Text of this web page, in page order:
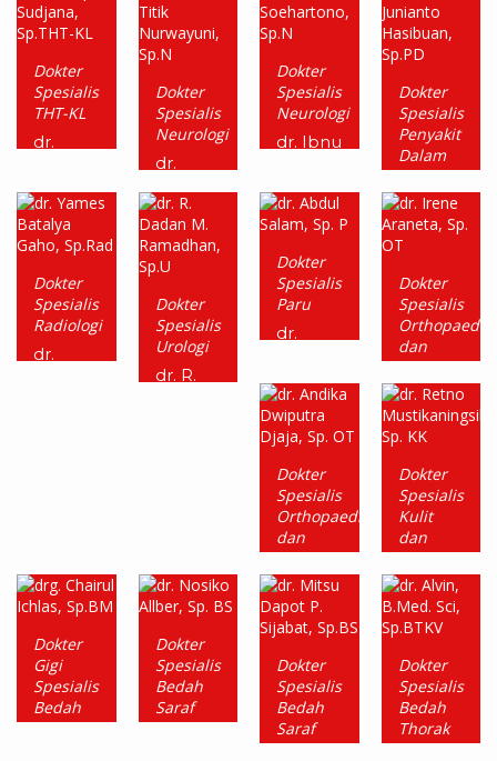
Dokter
Spesialis
THT-KL
dr.
Sp.THT-
KL
Dokter
Spesialis
Neurologi
dr.
Titik
Nurwayuni,
Sp.N
Dokter
Spesialis
Neurologi
dr. Ibnu
Dokter
Spesialis
Penyakit
Dalam
Petrus
Junianto
Hasibuan,
Dokter
Spesialis
Radiologi
dr.
Dokter
Spesialis
Urologi
dr. R.
Dokter
Spesialis
Paru
dr.
Sp. P
Dokter
Spesialis
Orthopaedi
dan
Traumatologi
dr.
Irene
Araneta,
Dokter
Spesialis
Orthopaedi
dan
Traumatologi
dr.
Andika
Dwiputra
Sp. OT
Dokter
Spesialis
Kulit
dan
Kelamin
dr.
Retno
Dokter
Gigi
Spesialis
Bedah
Mulut
Dokter
Spesialis
Bedah
Saraf
Dokter
Spesialis
Bedah
Saraf
Dokter
Spesialis
Bedah
Thorak